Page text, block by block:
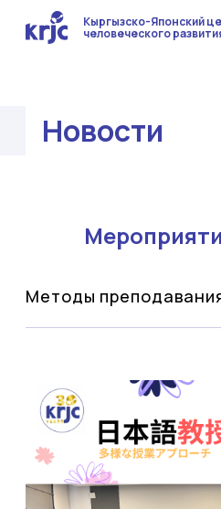
Кыргызско-Японский
человеческого
Новости
Методы